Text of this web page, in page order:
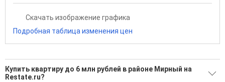
Скачать изображение графика
Подробная таблица изменения цен
Купить квартиру до 6 млн рублей в районе Мирный на
Restate.ru?